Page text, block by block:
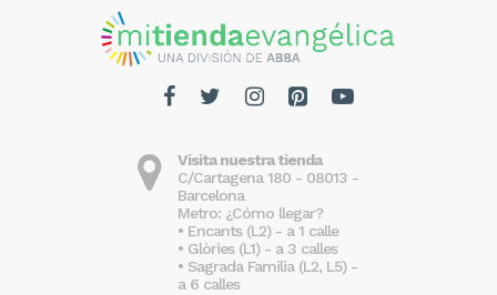
Visita nuestra tienda
C/Cartagena 180 - 08013 -
Barcelona
Metro: ¿Cómo llegar?
• Encants (L2) - a 1 calle
• Glòries (L1) - a 3 calles
• Sagrada Familia (L2, L5) -
a 6 calles